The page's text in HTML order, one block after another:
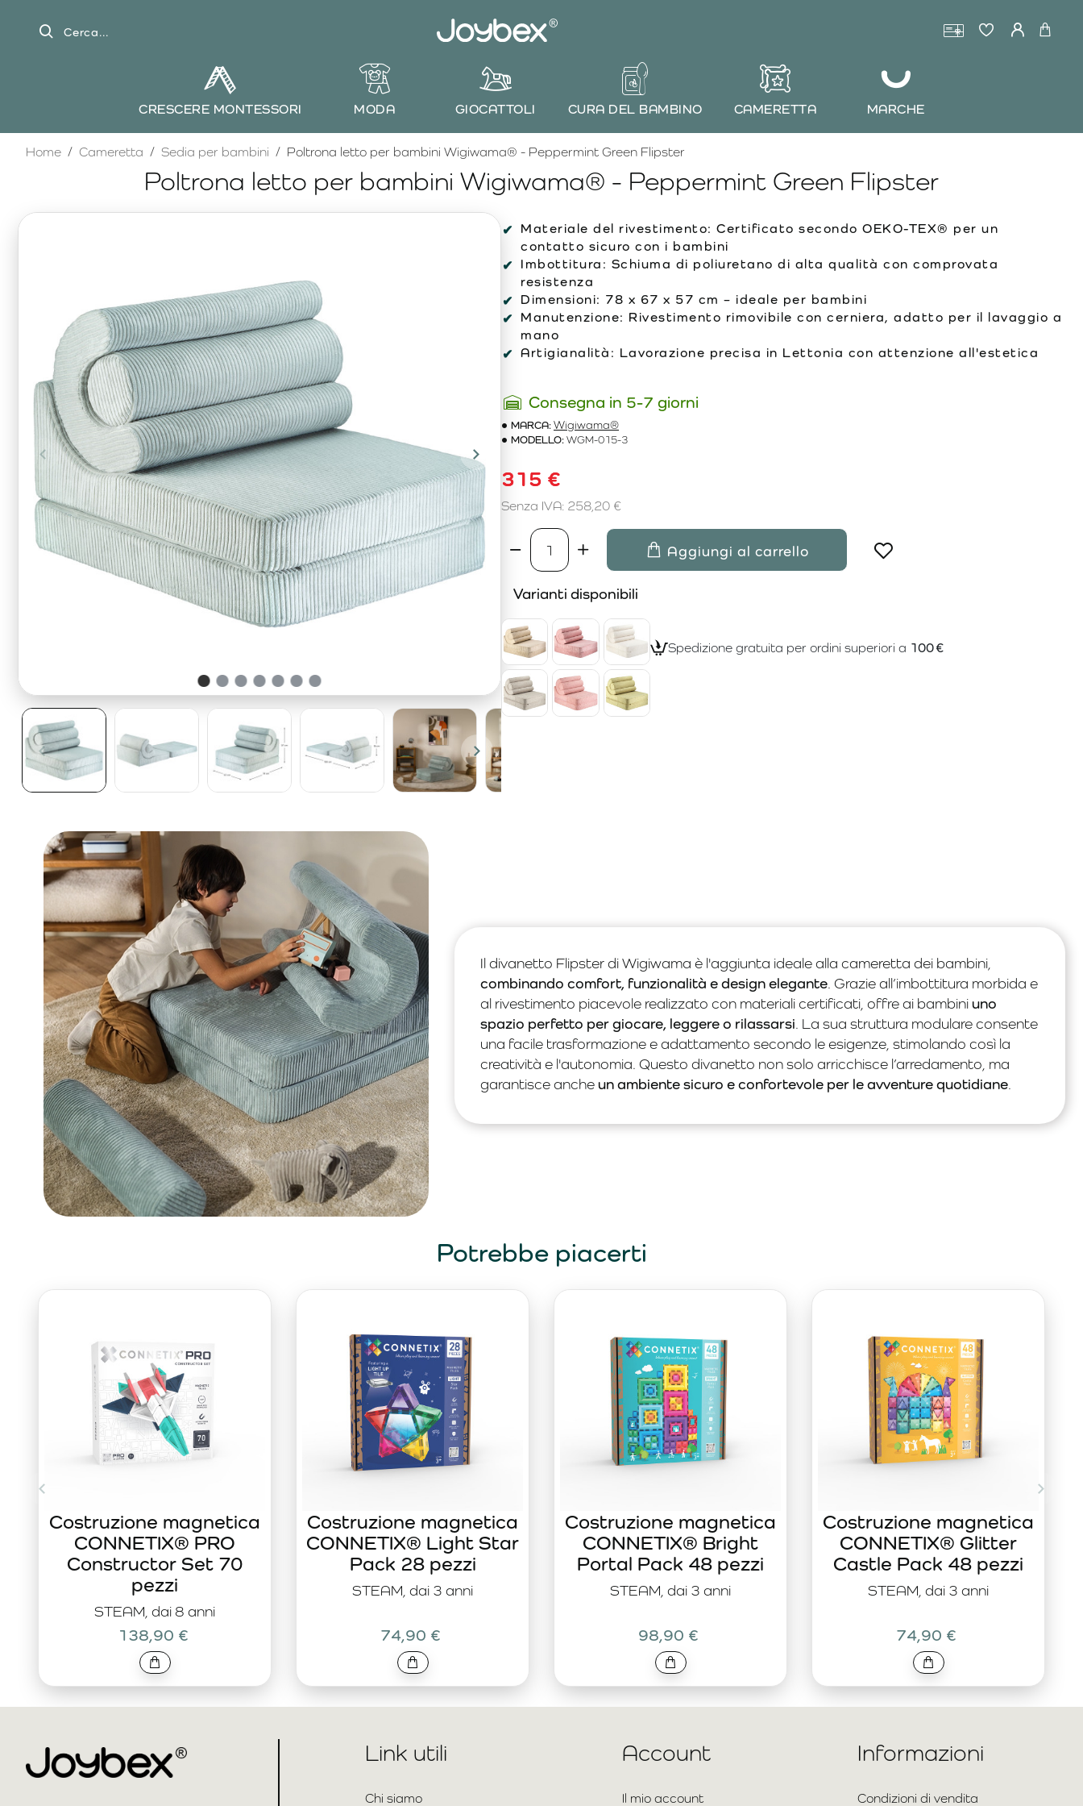
Cerca...
CRESCERE MONTESSORI MODA GIOCATTOLI CURA DEL BAMBINO CAMERETTA MARCHE
Poltrona letto per bambini Wigiwama® - Peppermint Green Flipster
HomehomeCameretta Sedia per bambini Poltrona letto per bambini Wigiwama® - Peppermint Green Flipster
Materiale del rivestimento: Certificato secondo OEKO-TEX® per un
contatto sicuro con i bambini
Imbottitura: Schiuma di poliuretano di alta qualità con comprovata
resistenza
Dimensioni: 78 x 67 x 57 cm – ideale per bambini
Manutenzione: Rivestimento rimovibile con cerniera, adatto per il lavaggio a
mano
Artigianalità: Lavorazione precisa in Lettonia con attenzione all'estetica
Consegna in 5-7 giorni
MARCA:Wigiwama®
MODELLO:WGM-015-3
315 €
Senza IVA: 258,20 €
Aggiungi al carrello
Varianti disponibili
Spedizione gratuita per ordini superiori a 100 €
Il divanetto Flipster di Wigiwama è l'aggiunta ideale alla cameretta dei bambini,
combinando comfort, funzionalità e design elegante. Grazie all’imbottitura morbida e
al rivestimento piacevole realizzato con materiali certificati, offre ai bambiniuno
spazio perfetto per giocare, leggere o rilassarsi. La sua struttura modulare consente
una facile trasformazione e adattamento secondo le esigenze, stimolando così la
creatività e l'autonomia. Questo divanetto non solo arricchisce l’arredamento, ma
garantisce ancheun ambiente sicuro e confortevole per le avventure quotidiane.
Potrebbe piacerti
STEAM, dai 8 anni
Costruzione magnetica
CONNETIX® PRO
Constructor Set 70
pezzi
138,90 €
STEAM, dai 3 anni
Costruzione magnetica
CONNETIX® Light Star
Pack 28 pezzi
74,90 €
STEAM, dai 3 anni
Costruzione magnetica
CONNETIX® Bright
Portal Pack 48 pezzi
98,90 €
STEAM, dai 3 anni
Costruzione magnetica
CONNETIX® Glitter
Castle Pack 48 pezzi
74,90 €
Link utili
Chi siamo
Account
Il mio account
Informazioni
Condizioni di vendita